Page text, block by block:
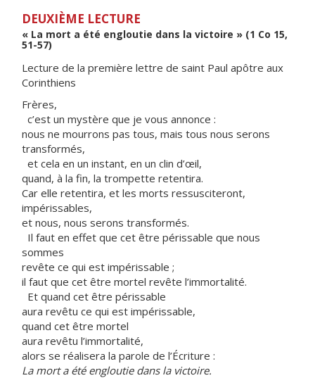
DEUXIÈME LECTURE
« La mort a été engloutie dans la victoire » (1 Co 15,
51-57)
Lecture de la première lettre de saint Paul apôtre aux
Corinthiens
Frères,
c’est un mystère que je vous annonce :
nous ne mourrons pas tous, mais tous nous serons
transformés,
et cela en un instant, en un clin d’œil,
quand, à la fin, la trompette retentira.
Car elle retentira, et les morts ressusciteront,
impérissables,
et nous, nous serons transformés.
Il faut en effet que cet être périssable que nous
sommes
revête ce qui est impérissable ;
il faut que cet être mortel revête l’immortalité.
Et quand cet être périssable
aura revêtu ce qui est impérissable,
quand cet être mortel
aura revêtu l’immortalité,
alors se réalisera la parole de l’Écriture :
La mort a été engloutie dans la victoire.